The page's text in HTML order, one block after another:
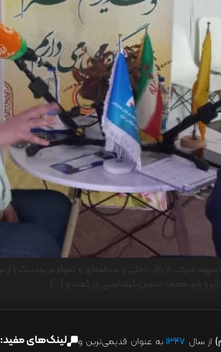
از سال ۱۳۴۷ به عنوان قدیمی‌ترین و
لینک‌های مفید: